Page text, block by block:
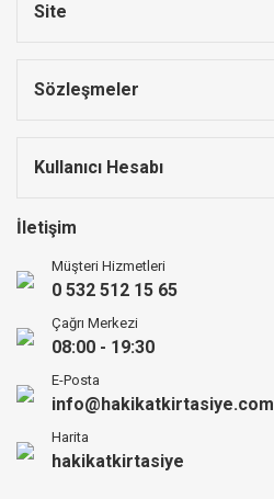
Site
Sözleşmeler
Kullanıcı Hesabı
İletişim
Müşteri Hizmetleri
0 532 512 15 65
Çağrı Merkezi
08:00 - 19:30
E-Posta
info@hakikatkirtasiye.com
Harita
hakikatkirtasiye